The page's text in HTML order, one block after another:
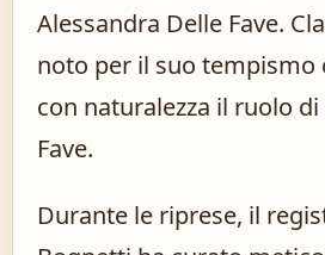
Alessandra Delle Fave.
noto per il suo tempismo
con naturalezza il ruolo
Fave.
Durante le riprese, il